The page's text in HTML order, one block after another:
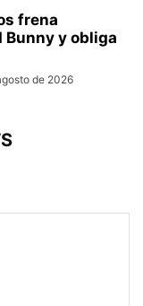
frena
Bunny y obliga
de 2026